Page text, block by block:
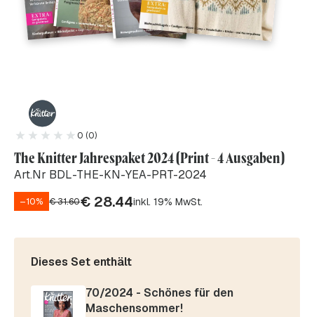
0 (0)
The Knitter Jahrespaket 2024 (Print - 4 Ausgaben)
Art.Nr BDL-THE-KN-YEA-PRT-2024
–10% €31.60€ 28.44inkl. 19% MwSt.
Dieses Set enthält
70/2024 - Schönes für den
Maschensommer!